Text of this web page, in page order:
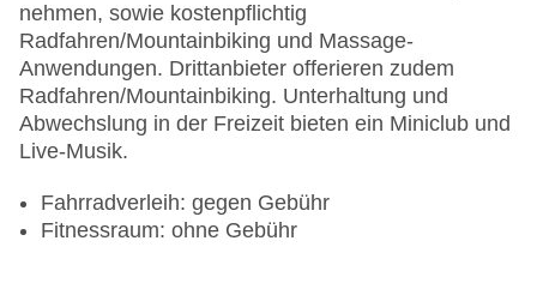
nehmen, sowie kostenpflichtig
Radfahren/Mountainbiking und Massage-
Anwendungen. Drittanbieter offerieren zudem
Radfahren/Mountainbiking. Unterhaltung und
Abwechslung in der Freizeit bieten ein Miniclub und
Live-Musik.
Fahrradverleih: gegen Gebühr
Fitnessraum: ohne Gebühr